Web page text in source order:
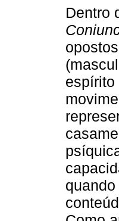
Dentro
espírito